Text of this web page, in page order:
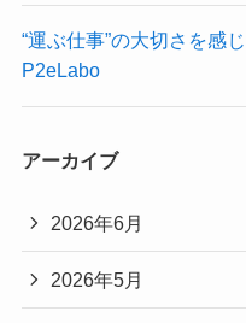
“運ぶ仕事”の大切さを
P2eLabo
アーカイブ
2026年6月
2026年5月